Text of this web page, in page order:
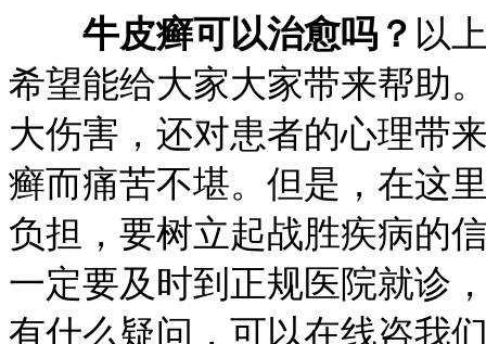
牛皮癣可以治愈吗？ 以
希望能给大家大家带来帮助
大伤害，还对患者的心理带
癣而痛苦不堪。但是，在这
负担，要树立起战胜疾病的
一定要及时到正规医院就诊
有什么疑问，可以在线咨我